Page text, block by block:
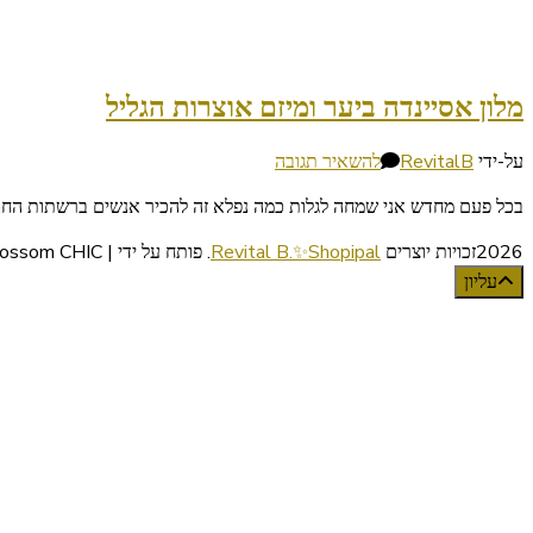
מלון אסיינדה ביער ומיזם אוצרות הגליל
על-ידי RevitalB להשאיר תגובהבנושא
אסיינדה
ביער
ומיזם
בכל פעם מחדש אני שמחה לגלות כמה נפלא זה להכיר אנשים ברשתות
2026זכויות יוצרים
Revital B.✨Shopipal
.פותח על ידי | Blossom CHIC
עליון